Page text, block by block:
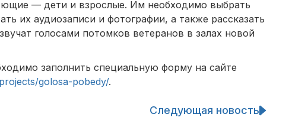
— дети и взрослые. Им необходимо выбрать
их аудиозаписи и фотографии, а также рассказать
голосами потомков ветеранов в залах новой
заполнить специальную форму на сайте
golosa-pobedy/.
Следующая новость